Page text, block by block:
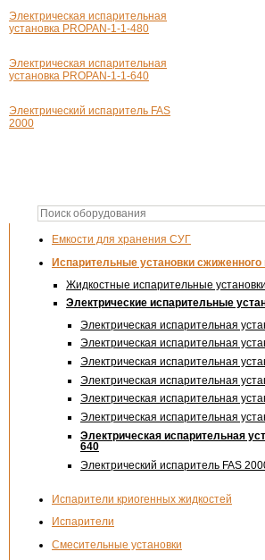
Емкости для хранения СУГ
Испарительные установки сжиженного
Жидкостные испарительные установки
Электрические испарительные
Электрическая испарительная
Электрическая испарительная
Электрическая испарительная
Электрическая испарительная
Электрическая испарительная
Электрическая испарительная
Электрическая испарительная
640
Электрический испаритель FAS
Испарители криогенных жидкостей
Испарители
Смесительные установки
Электрическая испарительная
установка PROPAN-1-1-480
Электрическая испарительная
установка PROPAN-1-1-640
Электрический испаритель FAS
2000